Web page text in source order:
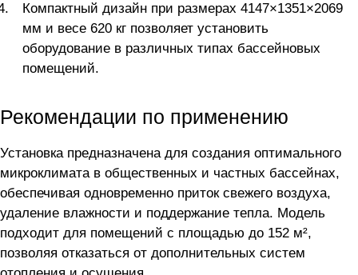
Компактный дизайн при размерах 4147×1351×2069
мм и весе 620 кг позволяет установить
оборудование в различных типах бассейновых
помещений.
Рекомендации по применению
Установка предназначена для создания оптимального
микроклимата в общественных и частных бассейнах,
обеспечивая одновременно приток свежего воздуха,
удаление влажности и поддержание тепла. Модель
подходит для помещений с площадью до 152 м²,
позволяя отказаться от дополнительных систем